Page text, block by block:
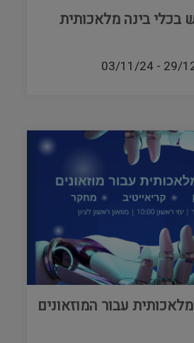
בכלי בינה מלאכותית
29/
-
03/11/24
עבור המוזאונים